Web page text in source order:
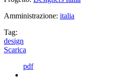
Amministrazione: italia
Tag:
design
Scarica
pdf